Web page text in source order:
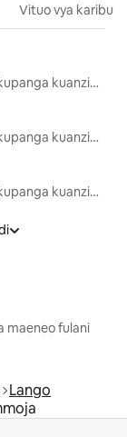
Vituo vya karibu
Nyumba za kupanga kuanzia mwezi mmoja
Nyumba za kupanga kuanzia mwezi mmoja
Nyumba za kupanga kuanzia mwezi mmoja
maeneo fulani
Lango